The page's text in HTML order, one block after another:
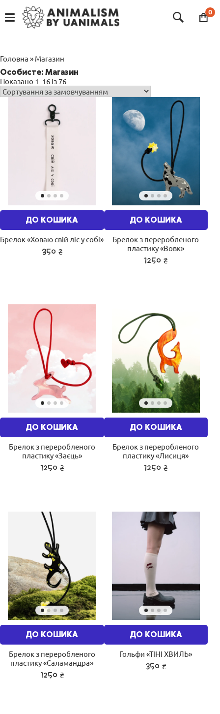
to
content
0
Головна » Магазин
Особисте: Магазин
Показано 1–16 із 76
ДО КОШИКА
Брелок «Ховаю свій ліс у собі»
350 ₴
ДО КОШИКА
Брелок з переробленого
пластику «Вовк»
1250₴
ДО КОШИКА
Брелок з переробленого
пластику «Заєць»
1250 ₴
ДО КОШИКА
Брелок з переробленого
пластику «Лисиця»
1250₴
ДО КОШИКА
Брелок з переробленого
пластику «Саламандра»
1250 ₴
ДО КОШИКА
Гольфи «ТІНІ ХВИЛЬ»
350₴